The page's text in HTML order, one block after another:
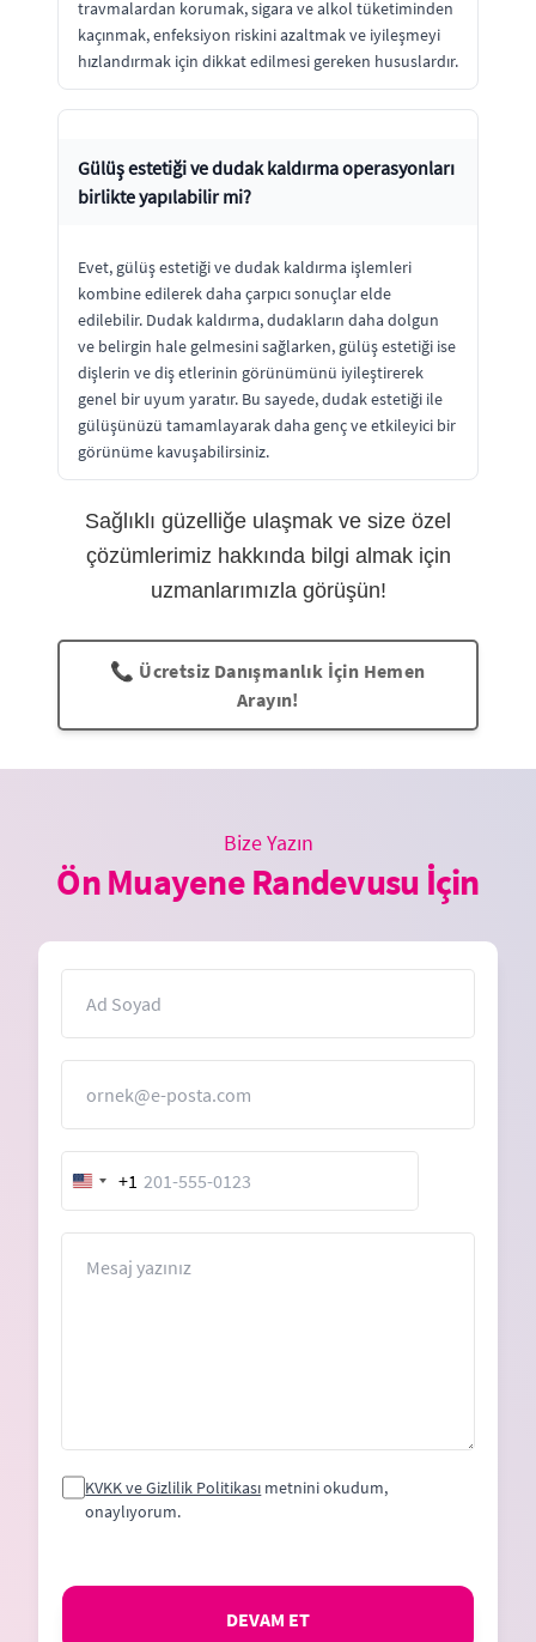
travmalardan korumak, sigara ve alkol tüketiminden
kaçınmak, enfeksiyon riskini azaltmak ve iyileşmeyi
hızlandırmak için dikkat edilmesi gereken hususlardır.
Gülüş estetiği ve dudak kaldırma operasyonları
birlikte yapılabilir mi?
Evet, gülüş estetiği ve dudak kaldırma işlemleri
kombine edilerek daha çarpıcı sonuçlar elde
edilebilir. Dudak kaldırma, dudakların daha dolgun
ve belirgin hale gelmesini sağlarken, gülüş estetiği ise
dişlerin ve diş etlerinin görünümünü iyileştirerek
genel bir uyum yaratır. Bu sayede, dudak estetiği ile
gülüşünüzü tamamlayarak daha genç ve etkileyici bir
görünüme kavuşabilirsiniz.
Sağlıklı güzelliğe ulaşmak ve size özel
çözümlerimiz hakkında bilgi almak için
uzmanlarımızla görüşün!
📞 Ücretsiz Danışmanlık İçin Hemen
Arayın!
Bize Yazın
Ön Muayene Randevusu İçin
United
States
+1
KVKK ve Gizlilik Politikası metnini okudum,
onaylıyorum.
DEVAM ET